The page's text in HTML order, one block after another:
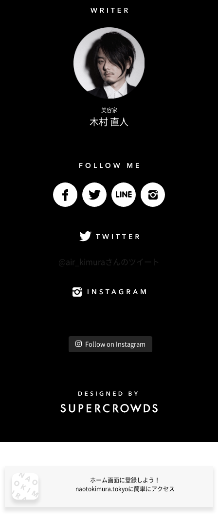
美容家
木村 直人
@air_kimuraさんのツイート
Follow on Instagram
ホーム画面に登録しよう！
naotokimura.tokyoに簡単にアクセス